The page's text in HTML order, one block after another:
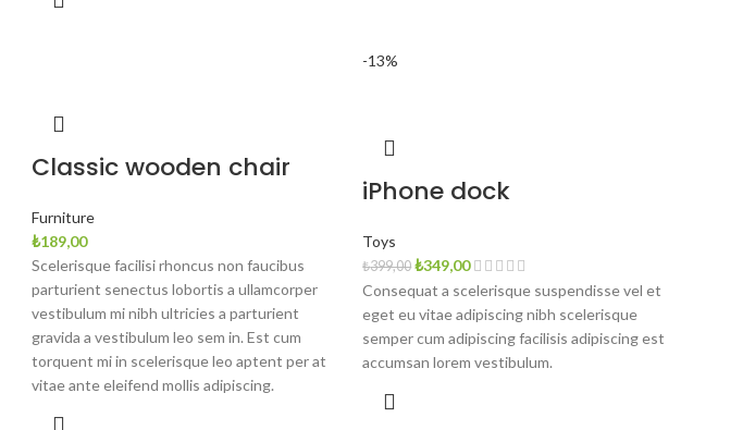
Classic wooden chair
Furniture
₺189,00
Scelerisque facilisi rhoncus non faucibus
parturient senectus lobortis a ullamcorper
vestibulum mi nibh ultricies a parturient
gravida a vestibulum leo sem in. Est cum
torquent mi in scelerisque leo aptent per at
vitae ante eleifend mollis adipiscing.
-13%
iPhone dock
Toys
₺399,00 Orijinal
fiyat:
₺399,00.
₺349,00Şu
andaki
fiyat:
₺349,00.
Consequat a scelerisque suspendisse vel et
eget eu vitae adipiscing nibh scelerisque
semper cum adipiscing facilisis adipiscing est
accumsan lorem vestibulum.